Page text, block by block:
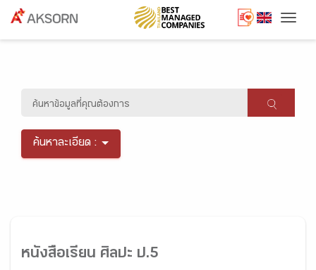
ค้นหาละเอียด :
หนังสือเรียน ศิลปะ ป.5